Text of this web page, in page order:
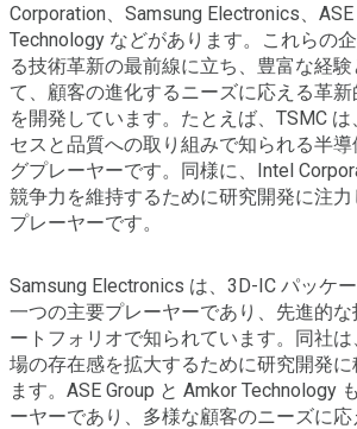
Corporation、Samsung Electronics、
Technology などがあります。これらの
る技術革新の最前線に立ち、豊富な経
て、顧客の進化するニーズに応える革
を開発しています。たとえば、TSMC
セスと品質への取り組みで知られる半
グプレーヤーです。同様に、Intel
競争力を維持するために研究開発に注
プレーヤーです。
Samsung Electronics は、3D-IC パッケ
一つの主要プレーヤーであり、先進的
ートフォリオで知られています。同社
場の存在感を拡大するために研究開発
ます。ASE Group と Amkor Technology
ーヤーであり、多様な顧客のニーズに